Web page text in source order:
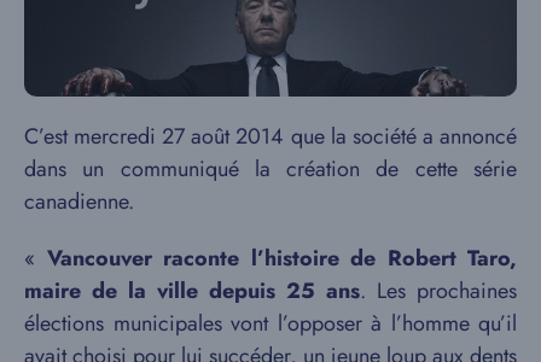
C’est mercredi 27 août 2014 que la société a annoncé
dans un communiqué la création de cette série
canadienne.
« Vancouver raconte l’histoire de Robert Taro,
maire de la ville depuis 25 ans. Les prochaines
élections municipales vont l’opposer à l’homme qu’il